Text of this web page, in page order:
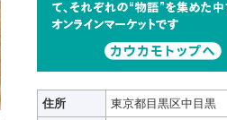
住所
東京都目黒区中目黒